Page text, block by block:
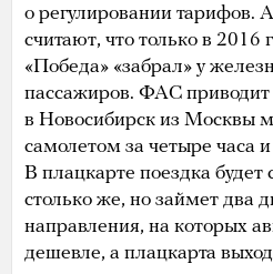
о регулировании тарифов.
считают, что только в 2016
«Победа» «забрал» у
пассажиров. ФАС
в Новосибирск из Москвы
самолетом за четыре часа
В плацкарте поездка будет
столько же, но займет два
направления, на которых
дешевле, а плацкарта